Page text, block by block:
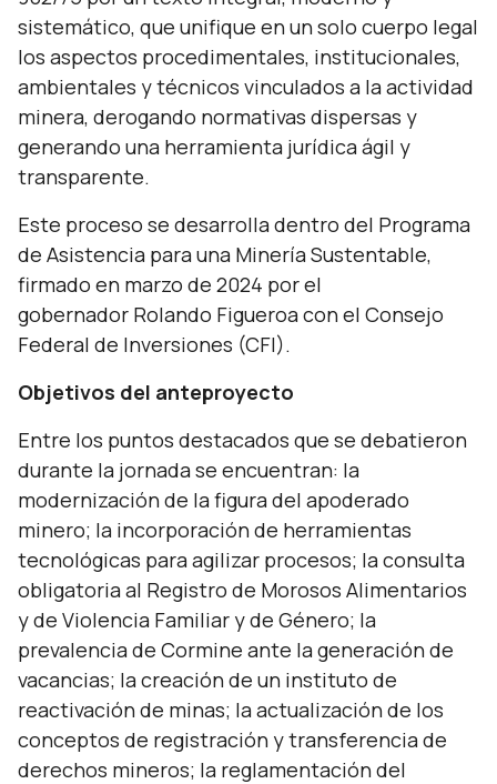
sistemático, que unifique en un solo cuerpo legal
los aspectos procedimentales, institucionales,
ambientales y técnicos vinculados a la actividad
minera, derogando normativas dispersas y
generando una herramienta jurídica ágil y
transparente.
Este proceso se desarrolla dentro del Programa
de Asistencia para una Minería Sustentable,
firmado en marzo de 2024 por el
gobernador Rolando Figueroa con el Consejo
Federal de Inversiones (CFI).
Objetivos del anteproyecto
Entre los puntos destacados que se debatieron
durante la jornada se encuentran: la
modernización de la figura del apoderado
minero; la incorporación de herramientas
tecnológicas para agilizar procesos; la consulta
obligatoria al Registro de Morosos Alimentarios
y de Violencia Familiar y de Género; la
prevalencia de Cormine ante la generación de
vacancias; la creación de un instituto de
reactivación de minas; la actualización de los
conceptos de registración y transferencia de
derechos mineros; la reglamentación del